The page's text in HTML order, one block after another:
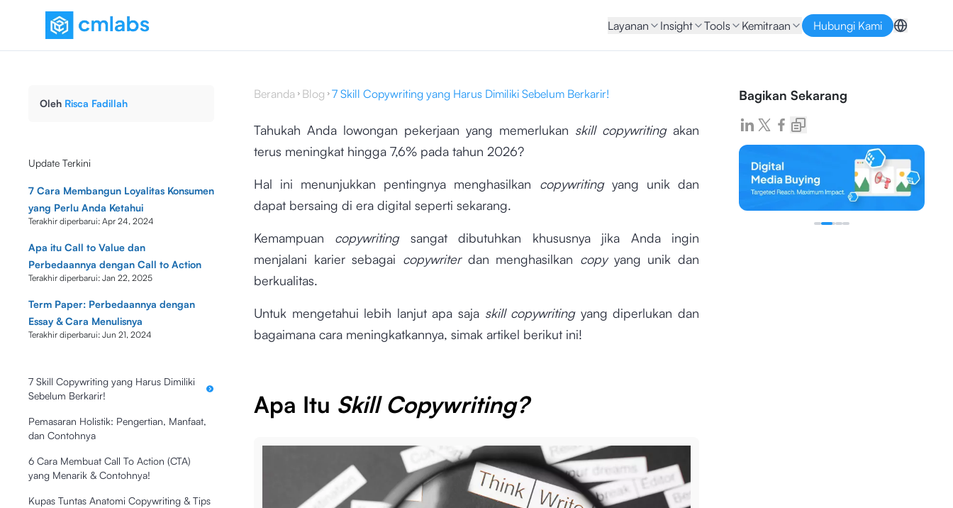
Layanan Insight Tools Kemitraan Hubungi Kami
Oleh Risca Fadillah
Update Terkini
7 Cara Membangun Loyalitas Konsumen
yang Perlu Anda Ketahui
Terakhir diperbarui: Apr 24, 2024
Apa itu Call to Value dan
Perbedaannya dengan Call to Action
Terakhir diperbarui: Jan 22, 2025
Term Paper: Perbedaannya dengan
Essay & Cara Menulisnya
Terakhir diperbarui: Jun 21, 2024
7 Skill Copywriting yang Harus Dimiliki
Sebelum Berkarir!
Pemasaran Holistik: Pengertian, Manfaat,
dan Contohnya
6 Cara Membuat Call To Action (CTA)
yang Menarik & Contohnya!
Kupas Tuntas Anatomi Copywriting & Tips
Beranda Blog 7 Skill Copywriting yang Harus Dimiliki Sebelum Berkarir!
Tahukah Anda lowongan pekerjaan yang memerlukan skill copywritingakan
terus meningkat hingga 7,6% pada tahun 2026?
Hal ini menunjukkan pentingnya menghasilkan copywritingyang unik dan
dapat bersaing di era digital seperti sekarang.
Kemampuan copywritingsangat dibutuhkan khususnya jika Anda ingin
menjalani karier sebagai copywriterdan menghasilkan copyyang unik dan
berkualitas.
Untuk mengetahui lebih lanjut apa saja skill copywritingyang diperlukan dan
bagaimana cara meningkatkannya, simak artikel berikut ini!
Apa Itu Skill Copywriting?
Bagikan Sekarang